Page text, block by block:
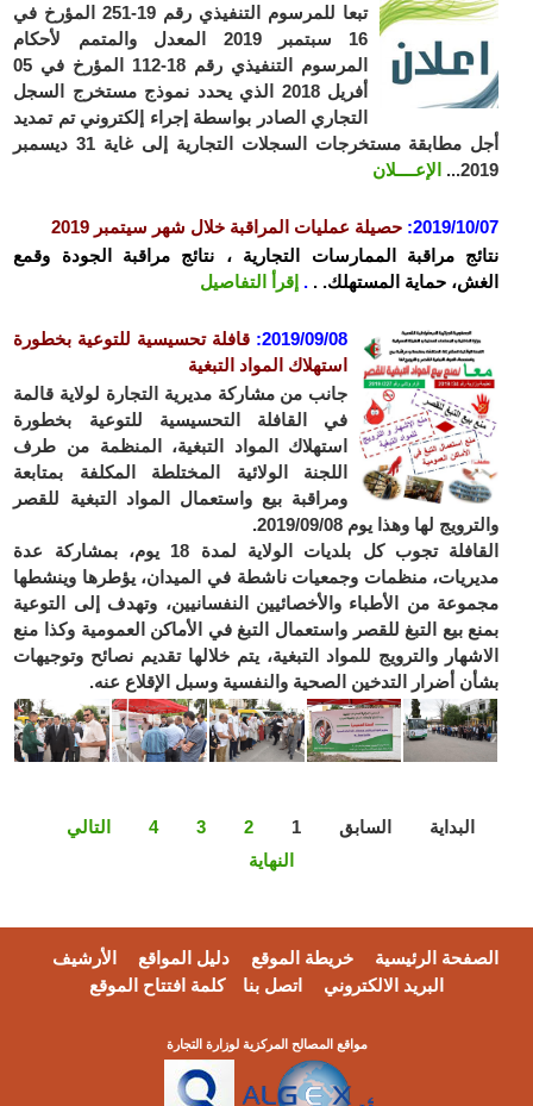
تبعا للمرسوم التنفيذي رقم 19-251 المؤرخ في
16 سبتمبر 2019 المعدل والمتمم لأحكام
المرسوم التنفيذي رقم 18-112 المؤرخ في 05
أفريل 2018 الذي يحدد نموذج مستخرج السجل
التجاري الصادر بواسطة إجراء إلكتروني تم تمديد
أجل مطابقة مستخرجات السجلات التجارية إلى غاية 31 ديسمبر
2019...
الإعــــلان
2019/10/07
: حصيلة عمليات المراقبة خلال شهر سيتمبر 2019
نتائج مراقبة الممارسات التجارية ، نتائج مراقبة الجودة وقمع
الغش، حماية المستهلك. . . إقرأ التفاصيل
2019/09/08
: قافلة تحسيسية للتوعية بخطورة
استهلاك المواد التبغية
جانب من مشاركة مديرية التجارة لولاية قالمة
في القافلة التحسيسية للتوعية بخطورة
استهلاك المواد التبغية، المنظمة من طرف
اللجنة الولائية المختلطة المكلفة بمتابعة
ومراقبة بيع واستعمال المواد التبغية للقصر
والترويج لها وهذا يوم 2019/09/08.
القافلة تجوب كل بلديات الولاية لمدة 18 يوم، بمشاركة عدة
مديريات، منظمات وجمعيات ناشطة في الميدان، يؤطرها وينشطها
مجموعة من الأطباء والأخصائيين النفسانيين، وتهدف إلى التوعية
بمنع بيع التبغ للقصر واستعمال التبغ في الأماكن العمومية وكذا منع
الاشهار والترويج للمواد التبغية، يتم خلالها تقديم نصائح وتوجيهات
بشأن أضرار التدخين الصحية والنفسية وسبل الإقلاع عنه.
البداية السابق 1
2
3
4
التالي
النهاية
الصفحة الرئيسية خريطة الموقع دليل المواقع
الأرشيف
البريد الالكتروني
اتصل بنا كلمة افتتاح الموقع
مواقع المصالح المركزية لوزارة التجارة